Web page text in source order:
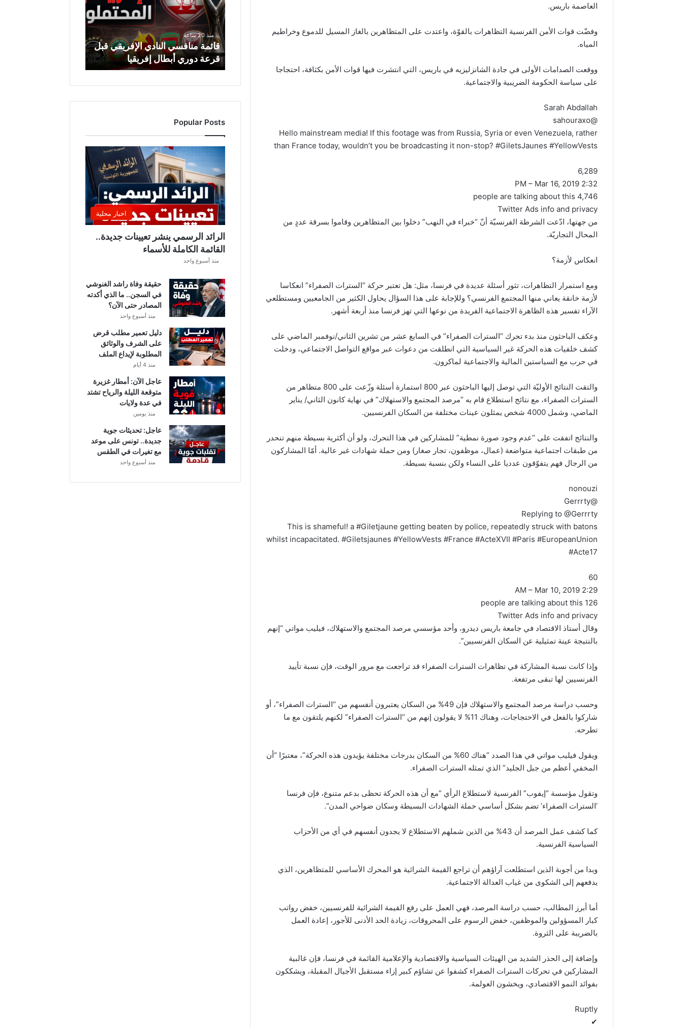
العاصمة باريس.
وفضّت قوات الأمن الفرنسية التظاهرات بالقوّة، واعتدت على المتظاهرين بالغاز المسيل للدموع وخراطيم
المياه.
ووقعت الصدامات الأولى في جادة الشانزليزيه في باريس، التي انتشرت فيها قوات الأمن بكثافة، احتجاجا
على سياسة الحكومة الضريبية والاجتماعية.
Sarah Abdallah
@sahouraxo
Hello mainstream media! If this footage was from Russia, Syria or even Venezuela, rather
than France today, wouldn’t you be broadcasting it non-stop? #GiletsJaunes #YellowVests
6,289
2:32 PM – Mar 16, 2019
4,746 people are talking about this
Twitter Ads info and privacy
من جهتها، ادّعت الشرطة الفرنسيّة أنّ “خبراء في النهب” دخلوا بين المتظاهرين وقاموا بسرقة عددٍ من
المحال التجاريّة.
انعكاس لأزمة؟
ومع استمرار التظاهرات، تثور أسئلة عديدة في فرنسا، مثل: هل تعتبر حركة “السترات الصفراء” انعكاسا
لأزمة خانقة يعاني منها المجتمع الفرنسي؟ وللإجابة على هذا السؤال يحاول الكثير من الجامعيين ومستطلعي
الآراء تفسير هذه الظاهرة الاجتماعية الفريدة من نوعها التي تهز فرنسا منذ أربعة أشهر.
وعكف الباحثون منذ بدء تحرك “السترات الصفراء” في السابع عشر من تشرين الثاني/نوفمبر الماضي على
كشف خلفيات هذه الحركة غير السياسية التي انطلقت من دعوات عبر مواقع التواصل الاجتماعي، ودخلت
في حرب مع السياستين المالية والاجتماعية لماكرون.
والتقت النتائج الأوليّة التي توصل إليها الباحثون عبر 800 استمارة أسئلة وزّعت على 800 متظاهر من
السترات الصفراء، مع نتائج استطلاع قام به “مرصد المجتمع والاستهلاك” في نهاية كانون الثاني/ يناير
الماضي، وشمل 4000 شخص يمثلون عينات مختلفة من السكان الفرنسيين.
والنتائج اتفقت على “عدم وجود صورة نمطية” للمشاركين في هذا التحرك، ولو أن أكثرية بسيطة منهم تنحدر
من طبقات اجتماعية متواضعة (عمال، موظفون، تجار صغار) ومن حملة شهادات غير عالية. أمّا المشاركون
من الرجال فهم يتفوّقون عدديا على النساء ولكن بنسبة بسيطة.
nonouzi
@Gerrrty
Replying to @Gerrrty
This is shameful! a #Giletjaune getting beaten by police, repeatedly struck with batons
whilst incapacitated. #Giletsjaunes #YellowVests #France #ActeXVII #Paris #EuropeanUnion
#Acte17
60
2:29 AM – Mar 10, 2019
126 people are talking about this
Twitter Ads info and privacy
وقال أستاذ الاقتصاد في جامعة باريس ديدرو، وأحد مؤسسي مرصد المجتمع والاستهلاك، فيليب مواتي “إنهم
بالنتيجة عينة تمثيلية عن السكان الفرنسيين”.
وإذا كانت نسبة المشاركة في تظاهرات السترات الصفراء قد تراجعت مع مرور الوقت، فإن نسبة تأييد
الفرنسيين لها تبقى مرتفعة.
وحسب دراسة مرصد المجتمع والاستهلاك فإن 49% من السكان يعتبرون أنفسهم من “السترات الصفراء”، أو
شاركوا بالفعل في الاحتجاجات، وهناك 11% لا يقولون إنهم من “السترات الصفراء” لكنهم يلتقون مع ما
تطرحه.
ويقول فيليب مواتي في هذا الصدد “هناك 60% من السكان بدرجات مختلفة يؤيدون هذه الحركة”، معتبرًا “أن
المخفي أعظم من جبل الجليد” الذي تمثله السترات الصفراء.
وتقول مؤسسة “إيفوب” الفرنسية لاستطلاع الرأي “مع أن هذه الحركة تحظى بدعم متنوع، فإن فرنسا
’السترات الصفراء’ تضم بشكل أساسي حملة الشهادات البسيطة وسكان ضواحي المدن”.
كما كشف عمل المرصد أن 43% من الذين شملهم الاستطلاع لا يجدون أنفسهم في أي من الأحزاب
السياسية الفرنسية.
وبدا من أجوبة الذين استطلعت آراؤهم أن تراجع القيمة الشرائية هو المحرك الأساسي للمتظاهرين، الذي
يدفعهم إلى الشكوى من غياب العدالة الاجتماعية.
أما أبرز المطالب، حسب دراسة المرصد، فهي العمل على رفع القيمة الشرائية للفرنسيين، خفض رواتب
كبار المسؤولين والموظفين، خفض الرسوم على المحروقات، زيادة الحد الأدنى للأجور، إعادة العمل
بالضريبة على الثروة.
وإضافة إلى الحذر الشديد من الهيئات السياسية والاقتصادية والإعلامية القائمة في فرنسا، فإن غالبية
المشاركين في تحركات السترات الصفراء كشفوا عن تشاؤم كبير إزاء مستقبل الأجيال المقبلة، ويشككون
بفوائد النمو الاقتصادي، ويخشون العولمة.
Ruptly
✔
ة
م
ن
ا
ف
س
ي
ن
د
ي
ا
ف
ر
ي
ق
ي
ب
ل
ع
ة
د
و
ر
ي
أ
ب
ا
ل
إ
ف
ق
ي
ا
منذ 20 ساعة
قائمة منافسي النادي الإفريقي قبل
قرعة دوري أبطال إفريقيا
Popular Posts
اخبار محلية
الرائد الرسمي ينشر تعيينات جديدة..
القائمة الكاملة للأسماء
منذ أسبوع واحد
حقيقة وفاة راشد الغنوشي
في السجن.. ما الذي أكدته
المصادر حتى الآن؟
منذ أسبوع واحد
دليل تعمير مطلب قرض
على الشرف والوثائق
المطلوبة لإيداع الملف
منذ 4 أيام
عاجل الآن: أمطار غزيرة
متوقعة الليلة والرياح تشتد
في عدة ولايات
منذ يومين
عاجل: تحديثات جوية
جديدة.. تونس على موعد
مع تغيرات في الطقس
منذ أسبوع واحد